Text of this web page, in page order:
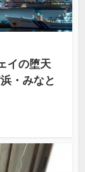
イの堕天
・みなと